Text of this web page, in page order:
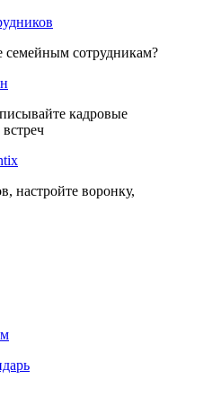
семейным сотрудникам?
кадровые
настройте воронку,